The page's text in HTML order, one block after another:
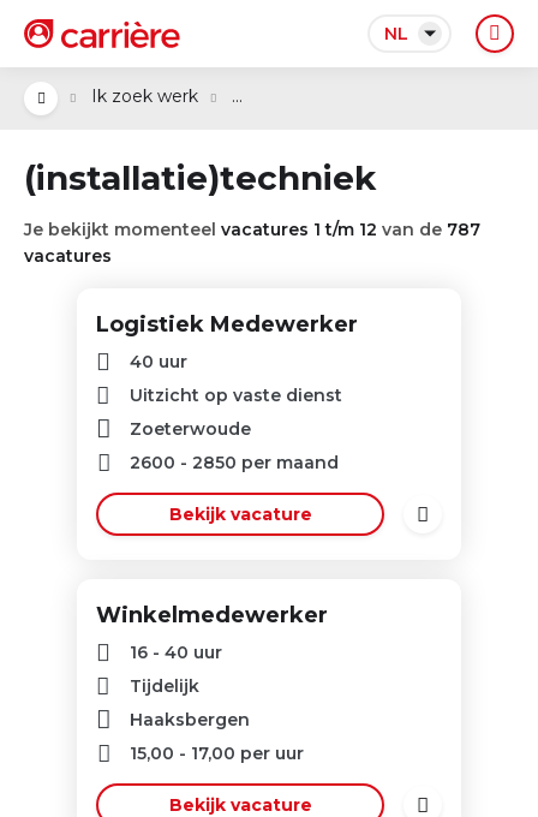
NL
Ik zoek werk ...
(installatie)techniek
Je bekijkt momenteel vacatures 1 t/m 12 van de 787
vacatures
Logistiek Medewerker
40 uur
Uitzicht op vaste dienst
Zoeterwoude
2600 - 2850 per maand
Bekijk vacature
Winkelmedewerker
16 - 40 uur
Tijdelijk
Haaksbergen
15,00 - 17,00 per uur
Bekijk vacature